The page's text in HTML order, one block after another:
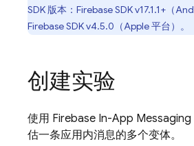
SDK 版本： FirebaseSDK v17.1.1+（
FirebaseSDK v4.5.0（Apple平台）。
创建实验
使用 Firebase In-App Messaging
估一条应用内消息的多个变体。